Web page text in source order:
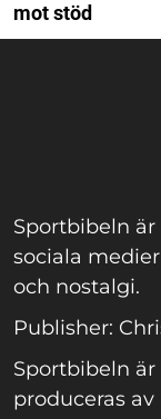
mot stöd
Sportbibeln är
sociala
och nostalgi.
Publisher:
Sportbibeln är
produceras av